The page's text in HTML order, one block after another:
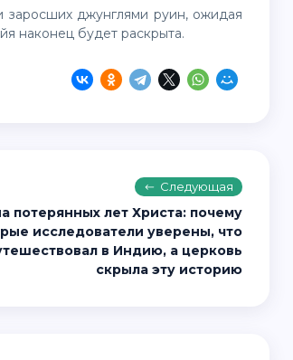
наконец будет раскрыта.
Следующая
потерянных лет Христа: почему
исследователи уверены, что
в Индию, а церковь
скрыла эту историю